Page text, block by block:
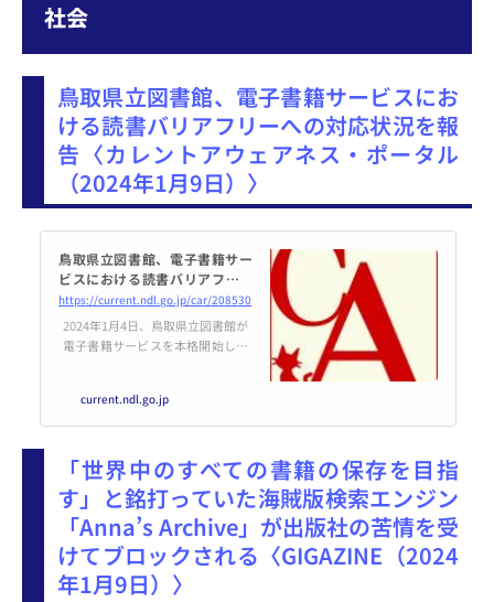
社会
鳥取県立図書館、電子書籍サービスにお
ける読書バリアフリーへの対応状況を報
告〈カレントアウェアネス・ポータル
（2024年1月9日）〉
鳥取県立図書館、電子書籍サー
ビスにおける読書バリアフリー
への対応状況を報告
https://current.ndl.go.jp/car/208530
2024年1月4日、鳥取県立図書館が
電子書籍サービスを本格開始しま
期間中に、読書バリアフリーに対
応するために、電子書籍の読み上
た。サービス
current.ndl.go.jp
「世界中のすべての書籍の保存を目指
す」と銘打っていた海賊版検索エンジン
「Anna’s Archive」が出版社の苦情を受
けてブロックされる〈GIGAZINE（2024
年1月9日）〉